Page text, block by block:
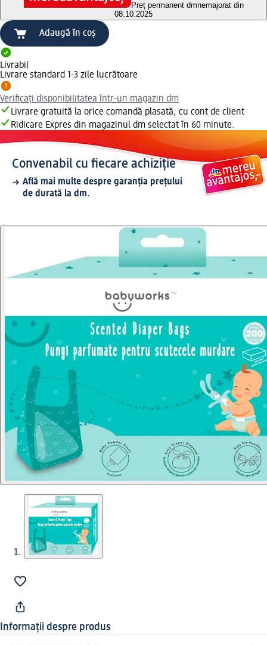
Preț permanent dmnemajorat din
08.10.2025
Adaugă în coș
Livrabil
Livrare standard 1-3 zile lucrătoare
Verificați disponibilitatea într-un magazin dm
Livrare gratuită la orice comandă plasată, cu cont de client
Ridicare Expres din magazinul dm selectat în 60 minute.
Convenabil cu fiecare achiziție
Află mai multe despre garanția prețului
de durată la dm.
Informații despre produs